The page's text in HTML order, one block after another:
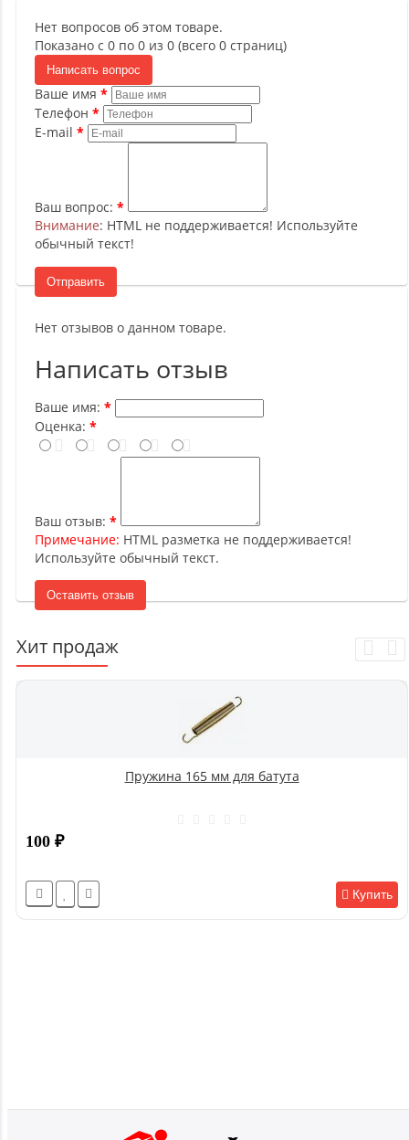
Нет вопросов об этом товаре.
Показано с 0 по 0 из 0 (всего 0 страниц)
Написать вопрос
Ваше имя
Телефон
E-mail
Ваш вопрос:
Внимание: HTML не поддерживается! Используйте
обычный текст!
Отправить
Нет отзывов о данном товаре.
Написать отзыв
Ваше имя:
Оценка:
Ваш отзыв:
Примечание: HTML разметка не поддерживается!
Используйте обычный текст.
Оставить отзыв
Хит продаж
Пружина 165 мм для батута
100 ₽
Купить